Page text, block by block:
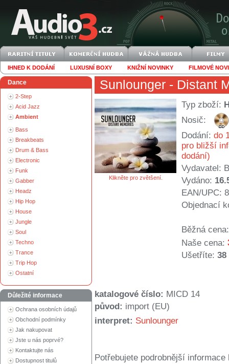
IHNED K DODÁNÍ LUXUSNÍ BOXY KNIŽNÍ NOVINKY FILMOVÉ
Dance
2-Step
Acid Jazz
Ambient
Bass
Breakbeats
Drum & Bass
Electronic
Funk
Gabber
Headz
Hip Hop
House
Jungle
Soul
Techno
Trance
Trip Hop
Ostatní
Důležité informace
Ochrana osobních údajů
Obchodní podmínky
Jak nakupovat
Jste u nás poprvé?
Kontaktujte nás
Dostupnost titulů
Sunlounger - Distant
Klikněte pro zvětšení.
Typ zboží:
Nosič:
Dodání: do
pro bližší
dodání)
Vydavatel:
Vydáno:
EAN/UPC:
Objednací
Běžná cena:
Naše cena:
Ušetříte: 38
katalogové číslo: MICD 14
původ: import (EU)
interpret: Sunlounger
Potřebujete podrobnější